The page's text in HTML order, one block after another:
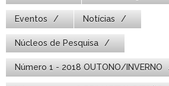
Eventos Notícias
Núcleos de Pesquisa
Número 1 - 2018 OUTONO/INVERNO